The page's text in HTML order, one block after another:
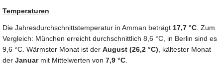
Temperaturen
Die Jahresdurchschnittstemperatur in Amman beträgt 17,7 °C . Zum
Vergleich: München erreicht durchschnittlich 8,6 °C, in Berlin sind es
9,6 °C. Wärmster Monat ist der August (26,2 °C) , kältester Monat
der Januarmit Mittelwerten von 7,9 °C